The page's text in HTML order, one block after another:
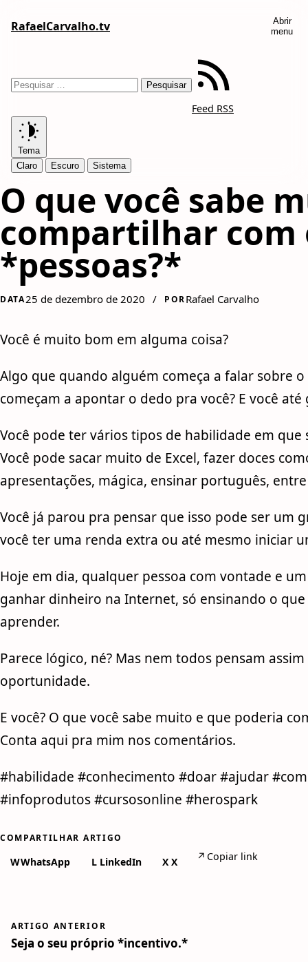
RafaelCarvalho.tv
Abrir
menu
Feed RSS
Tema
Claro
Escuro Sistema
O que você sabe
compartilhar com
*pessoas?*
DATA25 de dezembro de 2020 / PORRafael Carvalho
Você é muito bom em alguma coisa?
Algo que quando alguém começa a falar sobre
começam a apontar o dedo pra você? E você
Você pode ter vários tipos de habilidade em
Você pode sacar muito de Excel, fazer doces
apresentações, mágica, ensinar português,
Você já parou pra pensar que isso pode ser um
você ter uma renda extra ou até mesmo iniciar
Hoje em dia, qualquer pessoa com vontade e
ganhar dinheiro na Internet, só ensinando o
aprender.
Parece lógico, né? Mas nem todos pensam
oportunidade.
E você? O que você sabe muito e que poderia
Conta aqui pra mim nos comentários.
#habilidade #conhecimento #doar #ajudar
#infoprodutos #cursosonline #herospark
COMPARTILHAR ARTIGO
WWhatsApp L LinkedIn X X ↗ Copiar link
ARTIGO ANTERIOR
Seja o seu próprio *incentivo.*